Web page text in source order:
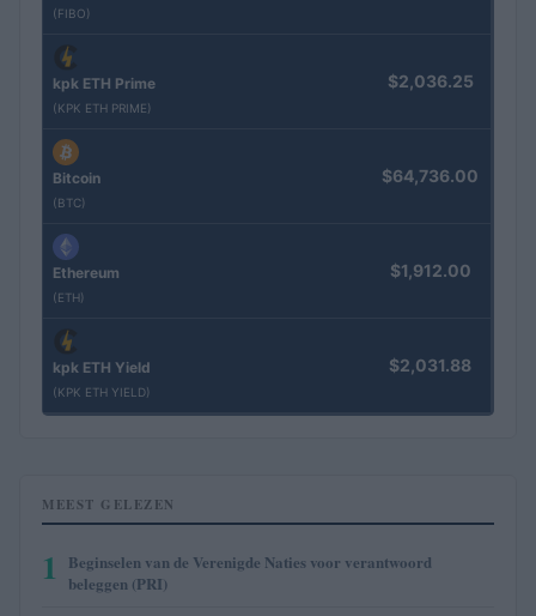
(FIBO)
kpk ETH Prime
(KPK ETH PRIME)
$2,036.25
Bitcoin
(BTC)
$64,736.00
Ethereum
(ETH)
$1,912.00
kpk ETH Yield
(KPK ETH YIELD)
$2,031.88
MEEST GELEZEN
1
Beginselen van de Verenigde Naties voor verantwoord
beleggen (PRI)